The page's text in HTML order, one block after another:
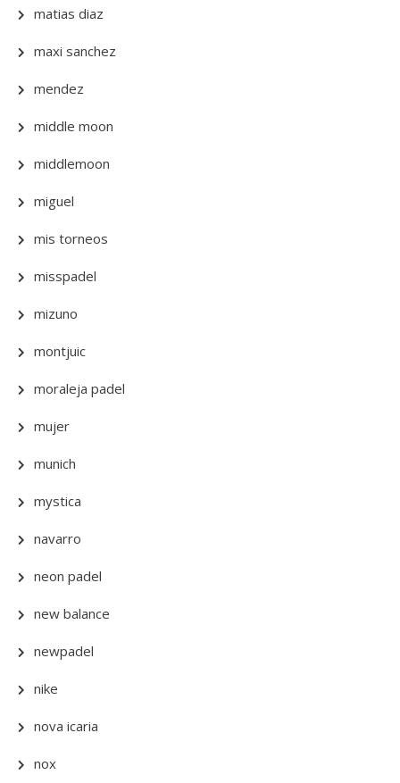
matias diaz
maxi sanchez
mendez
middle moon
middlemoon
miguel
mis torneos
misspadel
mizuno
montjuic
moraleja padel
mujer
munich
mystica
navarro
neon padel
new balance
newpadel
nike
nova icaria
nox